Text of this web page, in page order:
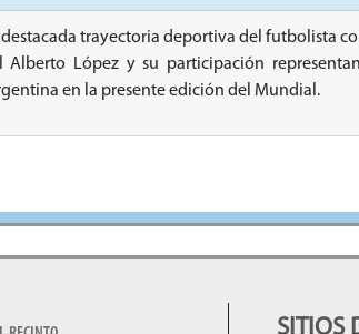
destacada trayectoria deportiva del futbolista
Alberto López y su participación
en la presente edición del Mundial.